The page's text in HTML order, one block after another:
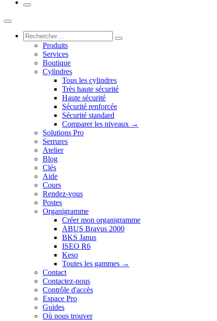
Produits
Services
Boutique
Cylindres
Tous les cylindres
Très haute sécurité
Haute sécurité
Sécurité renforcée
Sécurité standard
Comparer les niveaux →
Solutions Pro
Serrures
Atelier
Blog
Clés
Aide
Cours
Rendez-vous
Postes
Organigramme
Créer mon organigramme
ABUS Bravus 2000
BKS Janus
ISEO R6
Keso
Toutes les gammes →
Contact
Contactez-nous
Contrôle d'accès
Espace Pro
Guides
Où nous trouver